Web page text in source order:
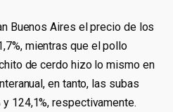
Buenos Aires el precio de los
mientras que el pollo
de cerdo hizo lo mismo en
en tanto, las subas
124,1%, respectivamente.